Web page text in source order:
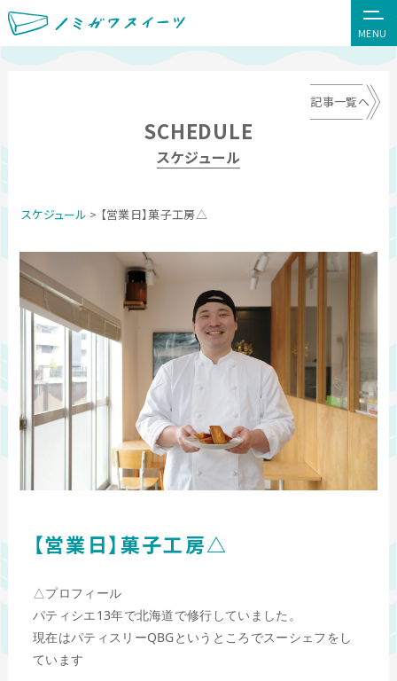
MENU
SCHEDULE
スケジュール
記事一覧へ
スケジュール > 【営業日】菓子工房△
【営業日】菓子工房△
△プロフィール
パティシエ13年で北海道で修行していました。
現在はパティスリーQBGというところでスーシェフをし
ています